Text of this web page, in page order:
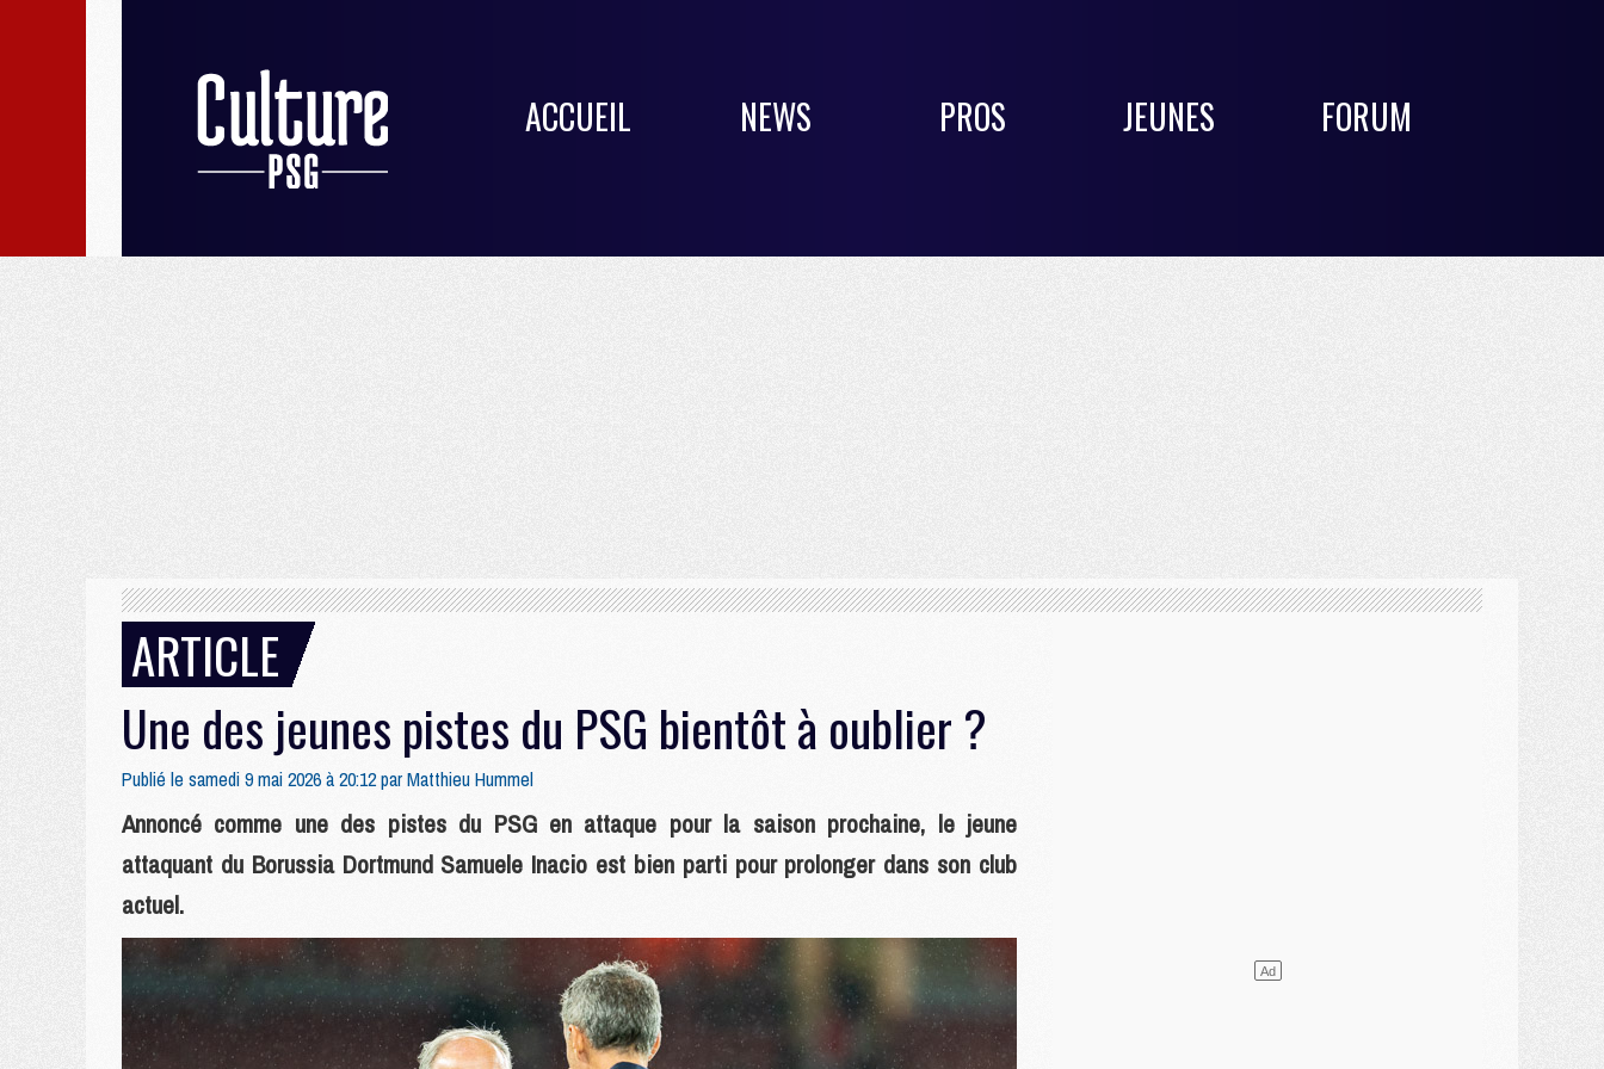
ACCUEIL NEWS PROS JEUNES FORUM
ARTICLE
Une des jeunes pistes du PSG bientôt à oublier ?
Publié le samedi 9 mai 2026 à 20:12 parMatthieu Hummel
Annoncé comme une des pistes du PSG en attaque pour la saison prochaine, le jeune
attaquant du Borussia Dortmund Samuele Inacio est bien parti pour prolonger dans son club
actuel.